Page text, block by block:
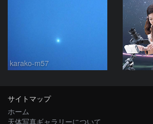
karako-m57
サイトマップ
ホーム
天体写真ギャラリーについて